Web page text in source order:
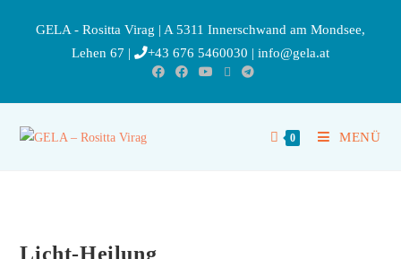
GELA - Rositta Virag | A 5311 Innerschwand am Mondsee,
Lehen 67 |
+43 676 5460030 | info@gela.at
0 MENÜ
Licht-Heilung